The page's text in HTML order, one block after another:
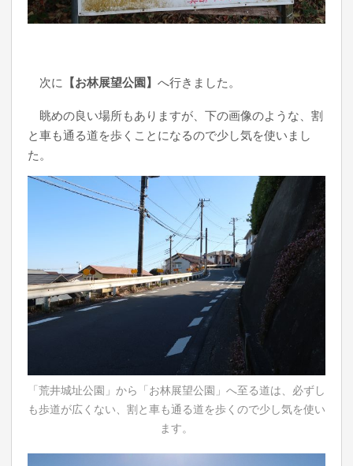
次に 【お林展望公園】 へ行きました。
眺めの良い場所もありますが、下の画像のような、割
と車も通る道を歩くことになるので少し気を使いまし
た。
「荒井城址公園」から「お林展望公園」へ至る道は、必ずし
も歩道が広くない、割と車も通る道を歩くので少し気を使い
ます。